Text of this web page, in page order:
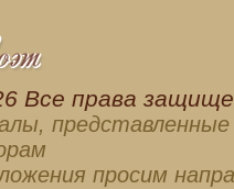
Все права
представленные
просим